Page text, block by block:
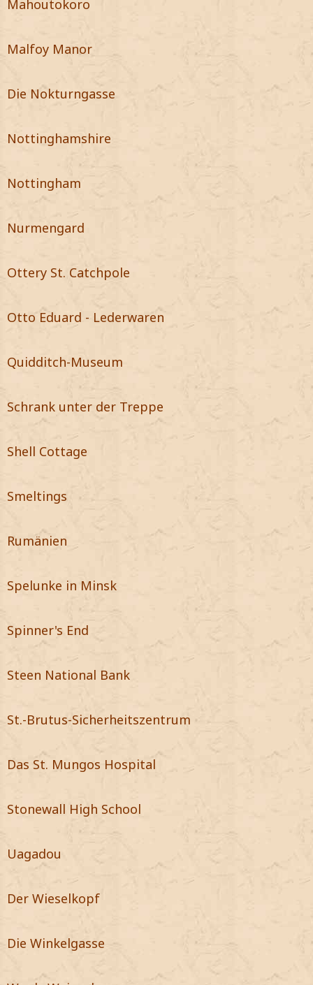
Mahoutokoro
Malfoy Manor
Die Nokturngasse
Nottinghamshire
Nottingham
Nurmengard
Ottery St. Catchpole
Otto Eduard - Lederwaren
Quidditch-Museum
Schrank unter der Treppe
Shell Cottage
Smeltings
Rumänien
Spelunke in Minsk
Spinner's End
Steen National Bank
St.-Brutus-Sicherheitszentrum
Das St. Mungos Hospital
Stonewall High School
Uagadou
Der Wieselkopf
Die Winkelgasse